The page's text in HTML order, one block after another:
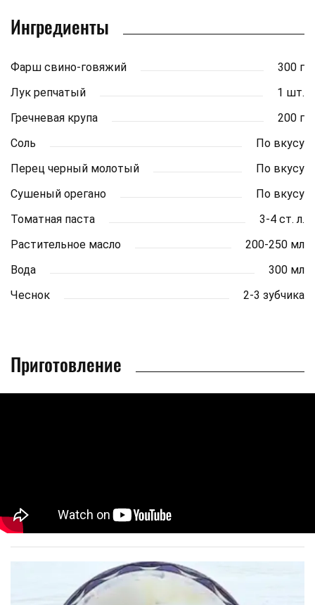
Ингредиенты
Фарш свино-говяжий
300 г
Лук репчатый
1 шт.
Гречневая крупа
200 г
Соль
По вкусу
Перец черный молотый
По вкусу
Сушеный орегано
По вкусу
Томатная паста
3-4 ст. л.
Растительное масло
200-250 мл
Вода
300 мл
Чеснок
2-3 зубчика
Приготовление